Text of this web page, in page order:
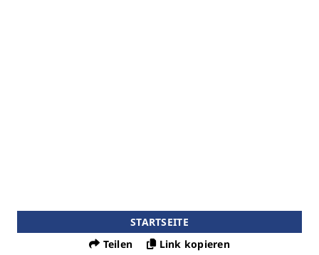
STARTSEITE
Teilen
Link kopieren